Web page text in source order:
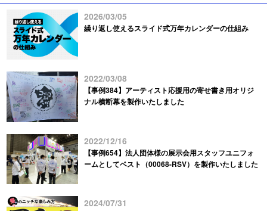
2026/03/05
繰り返し使えるスライド式万年カレンダーの仕組み
2022/03/08
【事例384】アーティスト応援用の寄せ書き用オリジ
ナル横断幕を製作いたしました
2022/12/16
【事例654】法人団体様の展示会用スタッフユニフォ
ームとしてベスト（00068-RSV）を製作いたしました
2024/07/31